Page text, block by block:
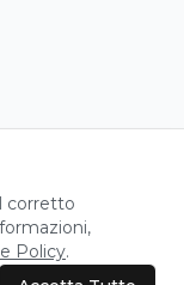
corretto
Policy.